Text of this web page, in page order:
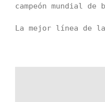
campeón mundial
La mejor línea de